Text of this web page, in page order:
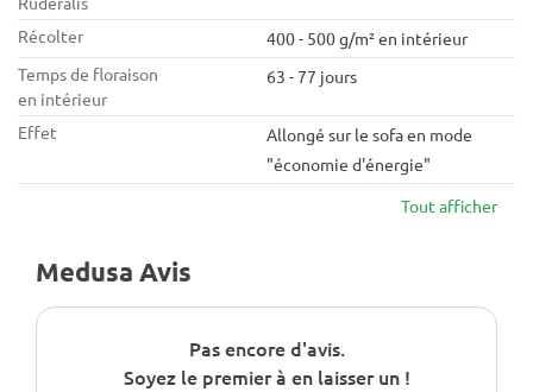
Récolter
400 - 500 g/m² en intérieur
Temps de floraison
en intérieur
63 - 77 jours
Effet
Allongé sur le sofa en mode
"économie d'énergie"
Tout afficher
Medusa Avis
Pas encore d'avis.
Soyez le premier à en laisser un !